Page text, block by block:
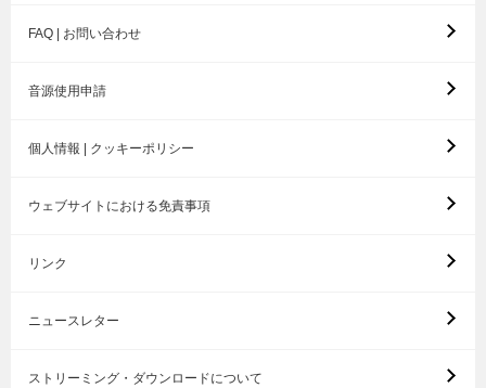
FAQ | お問い合わせ
音源使用申請
個人情報 | クッキーポリシー
ウェブサイトにおける免責事項
リンク
ニュースレター
ストリーミング・ダウンロードについて